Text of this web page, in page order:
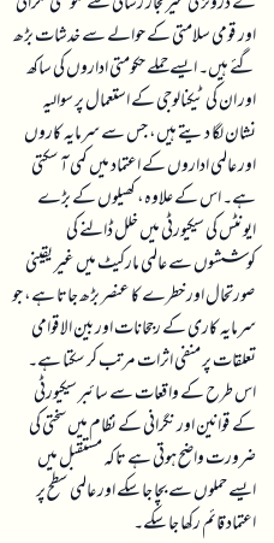
اور قومی سلامتی کے حوالے سے خدشات بڑھ
گئے ہیں۔ ایسے حملے حکومتی اداروں کی ساکھ
اور ان کی ٹیکنالوجی کے استعمال پر سوالیہ
نشان لگا دیتے ہیں، جس سے سرمایہ کاروں
اور عالمی اداروں کے اعتماد میں کمی آ سکتی
ہے۔ اس کے علاوہ، کھیلوں کے بڑے
ایونٹس کی سیکیورٹی میں خلل ڈالنے کی
کوششوں سے عالمی مارکیٹ میں غیر یقینی
صورتحال اور خطرے کا عنصر بڑھ جاتا ہے، جو
سرمایہ کاری کے رجحانات اور بین الاقوامی
تعلقات پر منفی اثرات مرتب کر سکتا ہے۔
اس طرح کے واقعات سے سائبر سیکیورٹی
کے قوانین اور نگرانی کے نظام میں سختی کی
ضرورت واضح ہوتی ہے تاکہ مستقبل میں
ایسے حملوں سے بچا جا سکے اور عالمی سطح پر
اعتماد قائم رکھا جا سکے۔